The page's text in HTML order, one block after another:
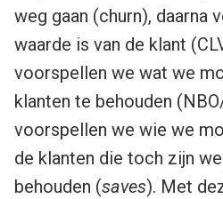
weg gaan (churn), daarna
waarde is van de klant
voorspellen we wat we
klanten te behouden
voorspellen we wie we
de klanten die toch zijn
behouden (saves). Met